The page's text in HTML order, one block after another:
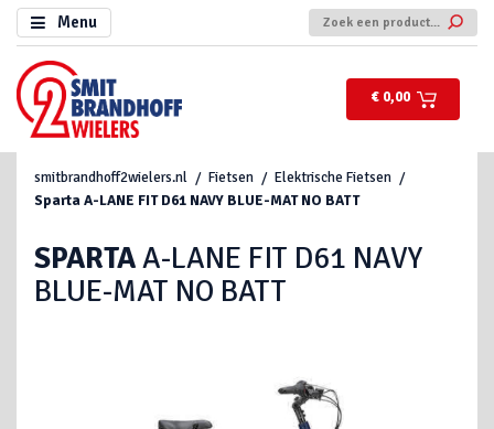
Menu
€ 0,00
smitbrandhoff2wielers.nl Fietsen
Elektrische Fietsen
SpartaA-LANE FIT D61 NAVY BLUE-MAT NO BATT
SPARTAA-LANE FIT D61 NAVY
BLUE-MAT NO BATT